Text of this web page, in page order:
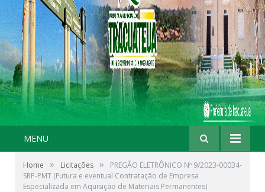
MENU
Home » Licitações »
PREGÃO ELETRÔNICO Nº 9/2023-00034-
SRP-PMT (Futura e eventual Contratação de Empresa
Especializada em Aquisição de Materiais Permanentes)